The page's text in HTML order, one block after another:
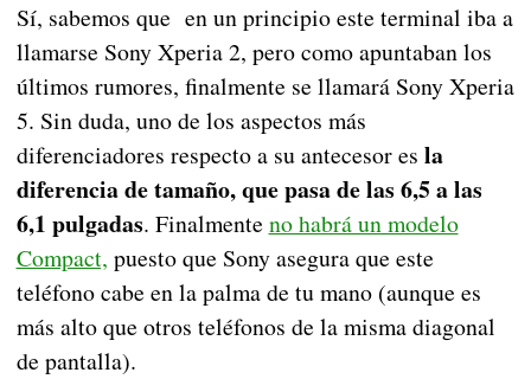
Sí, sabemos que en un principio este terminal iba a
llamarse Sony Xperia 2, pero como apuntaban los
últimos rumores, finalmente se llamará Sony Xperia
5. Sin duda, uno de los aspectos más
diferenciadores respecto a su antecesor es la
diferencia de tamaño, que pasa de las 6,5 a las
6,1 pulgadas. Finalmente no habrá un modelo
Compact, puesto que Sony asegura que este
teléfono cabe en la palma de tu mano (aunque es
más alto que otros teléfonos de la misma diagonal
de pantalla).